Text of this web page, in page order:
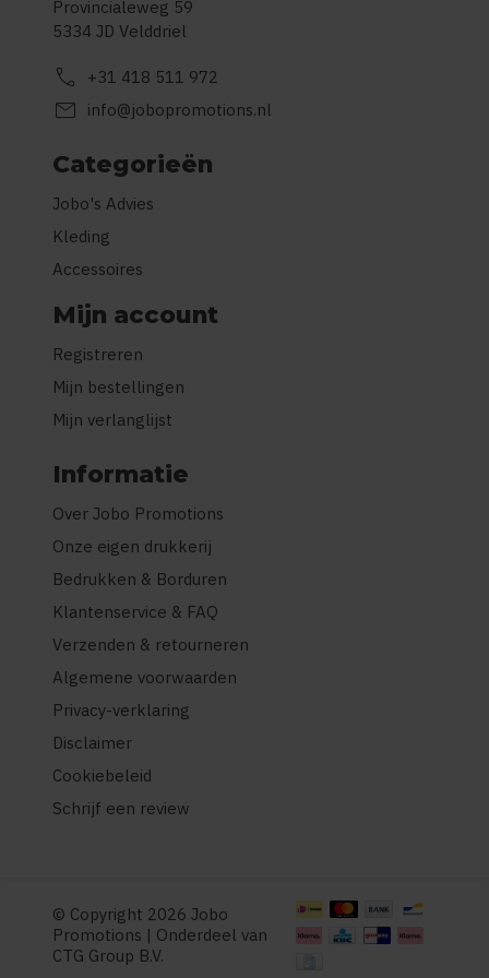
Provincialeweg 59
5334 JD Velddriel
call +31 418 511 972
mail info@jobopromotions.nl
Categorieën
Jobo's Advies
Kleding
Accessoires
Mijn account
Registreren
Mijn bestellingen
Mijn verlanglijst
Informatie
Over Jobo Promotions
Onze eigen drukkerij
Bedrukken & Borduren
Klantenservice & FAQ
Verzenden & retourneren
Algemene voorwaarden
Privacy-verklaring
Disclaimer
Cookiebeleid
Schrijf een review
© Copyright 2026 Jobo
Promotions | Onderdeel van
CTG Group B.V.